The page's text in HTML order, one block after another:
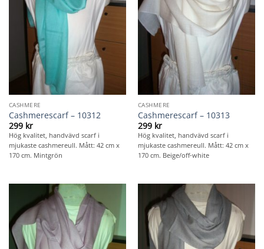
CASHMERE
Cashmerescarf – 10312
299 kr
Hög kvalitet, handvävd scarf i
mjukaste cashmereull. Mått: 42 cm x
170 cm. Mintgrön
CASHMERE
Cashmerescarf – 10313
299 kr
Hög kvalitet, handvävd scarf i
mjukaste cashmereull. Mått: 42 cm x
170 cm. Beige/off-white